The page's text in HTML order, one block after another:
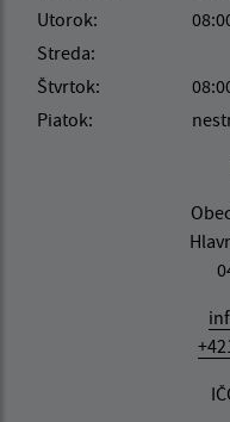
Utorok:
Streda:
Štvrtok:
Piatok: